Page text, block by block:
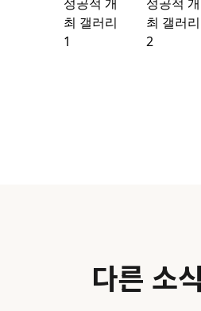
다른 소